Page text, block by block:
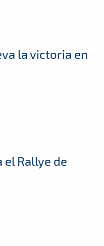
la victoria en
Rallye de